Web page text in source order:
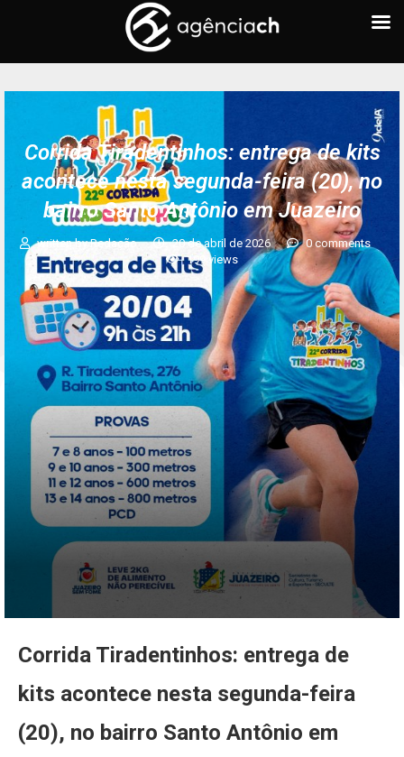
Corrida Tiradentinhos: entrega de kits
acontece nesta segunda-feira (20), no
bairro Santo Antônio em Juazeiro
written byRedação 20 de abril de 2026
0 comments
199 views
Corrida Tiradentinhos: entrega de
kits acontece nesta segunda-feira
(20), no bairro Santo Antônio em